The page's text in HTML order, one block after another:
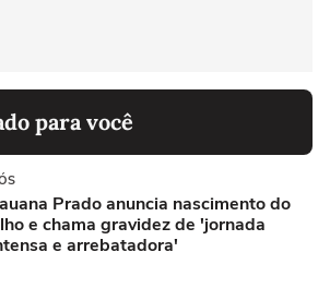
para você
Prado anuncia nascimento do
e chama gravidez de 'jornada
e arrebatadora'